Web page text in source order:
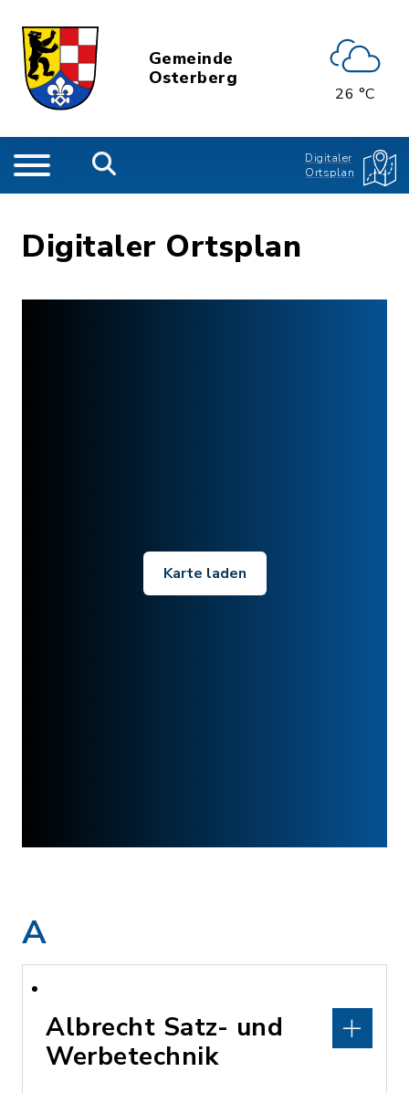
Gemeinde
Osterberg
26 °C
Digitaler
Ortsplan
Digitaler Ortsplan
Karte laden
A
Albrecht Satz- und
Werbetechnik